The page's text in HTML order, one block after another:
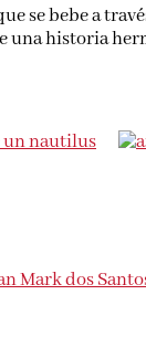
se bebe a
historia
un nautilus
Mark dos